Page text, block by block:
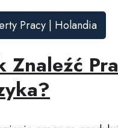
Pracy | Holandia
Znaleźć